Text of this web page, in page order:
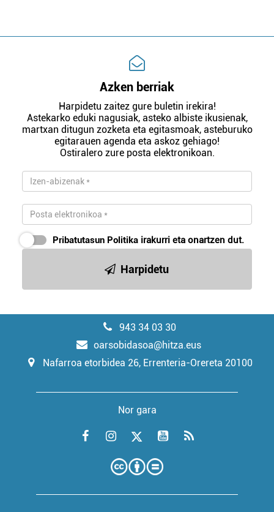
Azken berriak
Harpidetu zaitez gure buletin irekira!
Astekarko eduki nagusiak, asteko albiste ikusienak,
martxan ditugun zozketa eta egitasmoak, asteburuko
egitarauen agenda eta askoz gehiago!
Ostiralero zure posta elektronikoan.
Pribatutasun Politika irakurri eta onartzen dut.
Harpidetu
943 34 03 30
oarsobidasoa@hitza.eus
Nafarroa etorbidea 26, Errenteria-Orereta 20100
Nor gara